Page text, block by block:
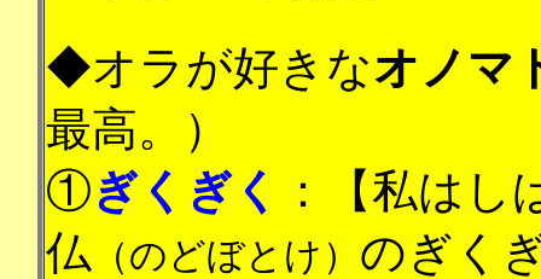
◆オラが好きなオノマ
最高。）
①ぎくぎく
：【私は
仏 （のどぼとけ） のぎく